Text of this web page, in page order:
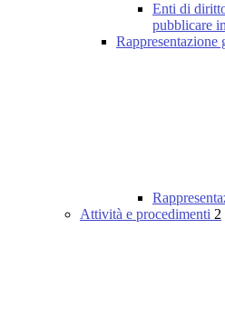
Enti di
pubblicare
Rappresentazione
Attività e procedimenti 2